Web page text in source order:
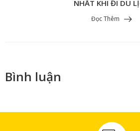
NHẤT KHI ĐI DU
Đọc Thêm
Bình luận